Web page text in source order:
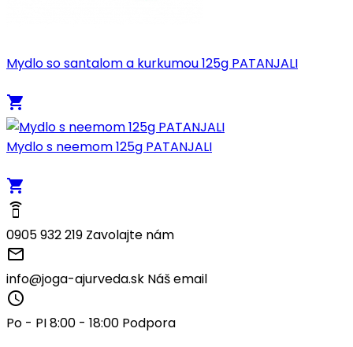
Mydlo so santalom a kurkumou 125g PATANJALI
local_grocery_store
Mydlo s neemom 125g PATANJALI
local_grocery_store
speaker_phone
0905 932 219 Zavolajte nám
mail_outline
info@joga-ajurveda.sk Náš email
access_time
Po - PI 8:00 - 18:00 Podpora